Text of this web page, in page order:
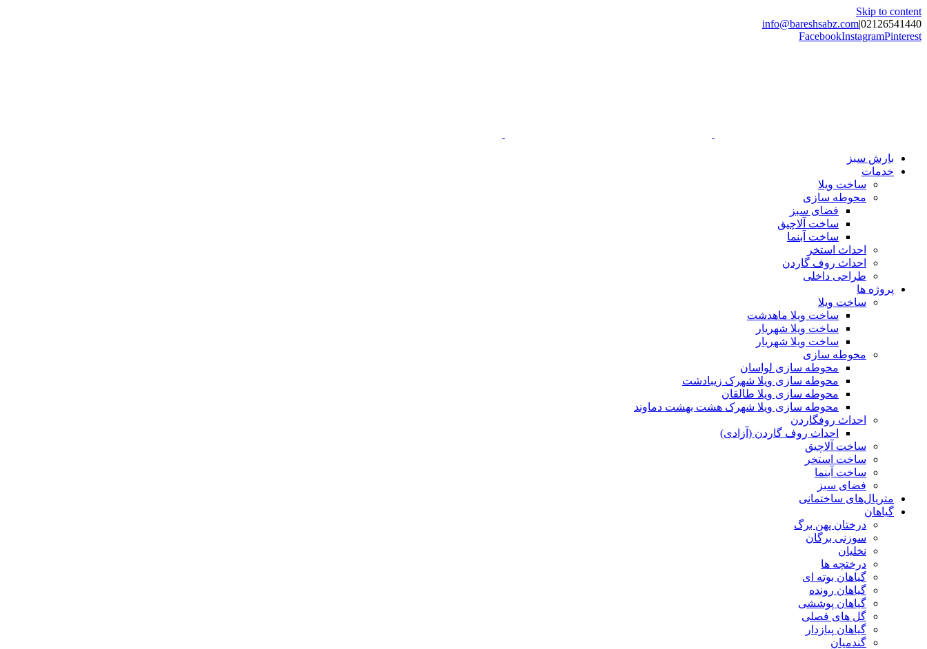
Skip to content
02126541440
|
info@bareshsabz.com
FacebookInstagramPinterest
بارش سبز
خدمات
ساخت ویلا
محوطه سازی
فضای سبز
ساخت آلاچیق
ساخت آبنما
احداث استخر
احداث روف گاردن
طراحی داخلی
پروژه ها
ساخت ویلا
ساخت ویلا ماهدشت
ساخت ویلا شهریار
ساخت ویلا شهریار
محوطه سازی
محوطه سازی لواسان
محوطه سازی ویلا شهرک زیبادشت
محوطه سازی ویلا طالقان
محوطه سازی ویلا شهرک هشت بهشت دماوند
احداث روفگاردن
احداث روف گاردن (آزادی)
ساخت آلاچیق
ساخت استخر
ساخت آبنما
فضای سبز
متریال‌های ساختمانی
گیاهان
درختان پهن برگ
سوزنی برگان
نخلیان
درختچه ها
گیاهان بوته ای
گیاهان رونده
گیاهان پوششی
گل های فصلی
گیاهان پیازدار
گندمیان